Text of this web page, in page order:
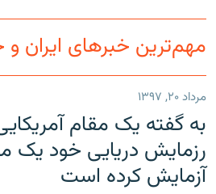
مهم‌ترین خبرهای ایران
مرداد ۲۰, ۱۳۹۷
به گفته یک مقام
رزمایش دریایی خود یک
آزمایش کرده است